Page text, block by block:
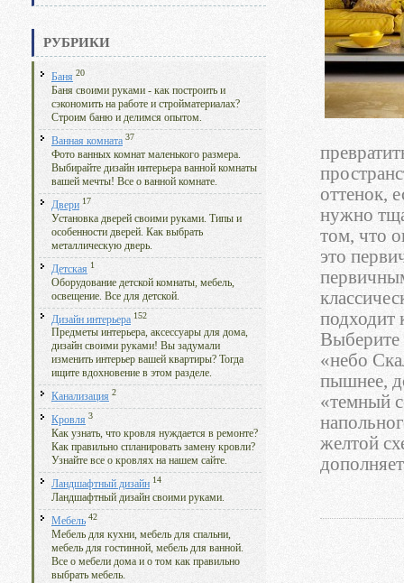
РУБРИКИ
Баня 20
Баня своими руками - как построить и
сэкономить на работе и стройматериалах?
Строим баню и делимся опытом.
Ванная комната 37
Фото ванных комнат маленького размера.
Выбирайте дизайн интерьера ванной комнаты
вашей мечты! Все о ванной комнате.
Двери 17
Установка дверей своими руками. Типы и
особенности дверей. Как выбрать
металлическую дверь.
Детская 1
Оборудование детской комнаты, мебель,
освещение. Все для детской.
Дизайн интерьера 152
Предметы интерьера, аксессуары для дома,
дизайн своими руками! Вы задумали
изменить интерьер вашей квартиры? Тогда
ищите вдохновение в этом разделе.
Канализация 2
Кровля 3
Как узнать, что кровля нуждается в ремонте?
Как правильно спланировать замену кровли?
Узнайте все о кровлях на нашем сайте.
Ландшафтный дизайн 14
Ландшафтный дизайн своими руками.
Мебель 42
Мебель для кухни, мебель для спальни,
мебель для гостинной, мебель для ванной.
Все о мебели дома и о том как правильно
выбрать мебель.
оттенок,
нужно
том, что
это
подходит
Выберите
«небо
пышнее,
«темный
желтой